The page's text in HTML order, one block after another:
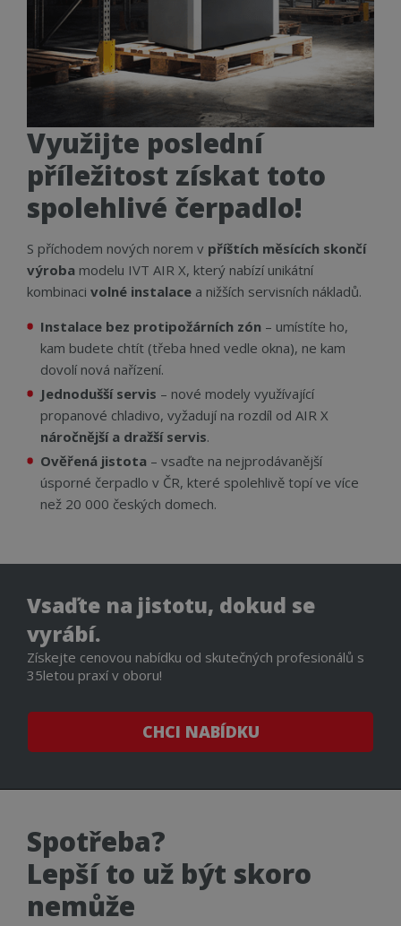
Využijte poslední
příležitost získat toto
spolehlivé čerpadlo!
S příchodem nových norem v příštích měsících skončí
výroba modelu IVT AIR X, který nabízí unikátní
kombinaci volné instalace a nižších servisních nákladů.
Instalace bez protipožárních zón – umístíte ho,
kam budete chtít (třeba hned vedle okna), ne kam
dovolí nová nařízení.
Jednodušší servis – nové modely využívající
propanové chladivo, vyžadují na rozdíl od AIR X
náročnější a dražší servis.
Ověřená jistota – vsaďte na nejprodávanější
úsporné čerpadlo v ČR, které spolehlivě topí ve více
než 20 000 českých domech.
Vsaďte na jistotu, dokud se
vyrábí.
Získejte cenovou nabídku od skutečných profesionálů s
35letou praxí v oboru!
CHCI NABÍDKU
Spotřeba?
Lepší to už být skoro
nemůže